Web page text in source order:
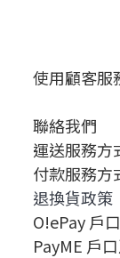
使用顧客服
聯絡我們
運送服務方
付款服務方
退換貨政策
O!ePay 戶
PayME 戶